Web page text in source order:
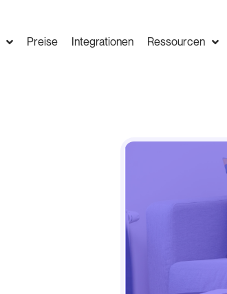
Preise Integrationen Ressourcen